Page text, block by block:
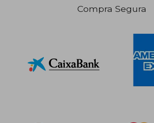
Compra Segura